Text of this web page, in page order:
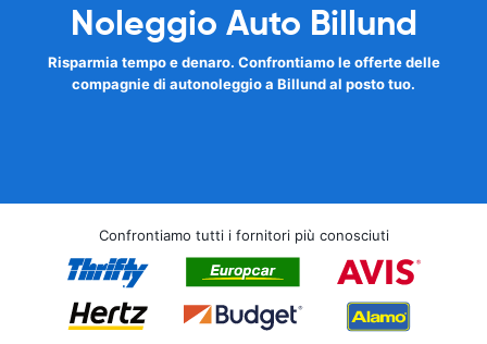
Noleggio Auto Billund
Risparmia tempo e denaro. Confrontiamo le offerte delle
compagnie di autonoleggio a Billund al posto tuo.
Confrontiamo tutti i fornitori più conosciuti